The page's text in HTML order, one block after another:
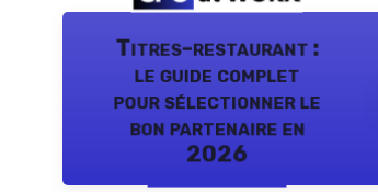
Titres-restaurant :
le guide complet
pour sélectionner le
bon partenaire en
2026